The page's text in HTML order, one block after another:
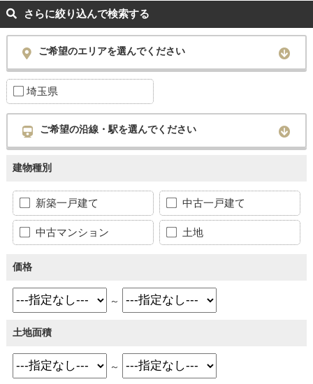
さらに絞り込んで検索する
ご希望のエリアを選んでください
埼玉県
ご希望の沿線・駅を選んでください
建物種別
新築一戸建て 中古一戸建て
中古マンション 土地
価格
～
土地面積
～